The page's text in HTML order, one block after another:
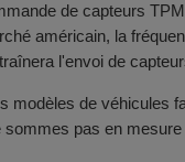
de capteurs
américain, la
l'envoi de
modèles de véhicules
pas en